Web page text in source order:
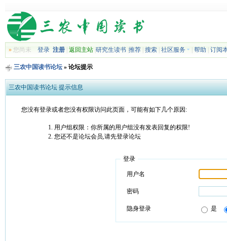
»您尚未 登录 注册| 返回主站| 研究生读书| 推荐| 搜索| 社区服务 帮助 订阅
三农中国读书论坛» 论坛提示
三农中国读书论坛 提示信息
您没有登录或者您没有权限访问此页面，可能有如下几个原因:
用户组权限：你所属的用户组没有发表回复的权限!
您还不是论坛会员,请先登录论坛
登录
用户名
密码
隐身登录 是